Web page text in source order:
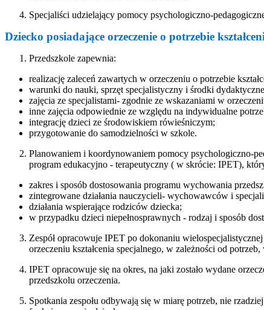
Specjaliści udzielający pomocy psychologiczno-
Dziecko posiadające orzeczenie o potrzebie
Przedszkole zapewnia:
realizację zaleceń zawartych w orzeczeniu o potrzebie
warunki do nauki, sprzęt specjalistyczny i środki
zajęcia ze specjalistami- zgodnie ze wskazaniami w
inne zajęcia odpowiednie ze względu na indywidualne
integrację dzieci ze środowiskiem rówieśniczym;
przygotowanie do samodzielności w szkole.
Planowaniem i koordynowaniem pomocy psychologiczno-
program edukacyjno - terapeutyczny ( w skrócie: IPET),
zakres i sposób dostosowania programu wychowania
zintegrowane działania nauczycieli- wychowawców i
działania wspierające rodziców dziecka;
w przypadku dzieci niepełnosprawnych - rodzaj i sposób
Zespół opracowuje IPET po dokonaniu
orzeczeniu kształcenia specjalnego, w zależności od
IPET opracowuje się na okres, na jaki zostało wydane
przedszkolu orzeczenia.
Spotkania zespołu odbywają się w miarę potrzeb, nie